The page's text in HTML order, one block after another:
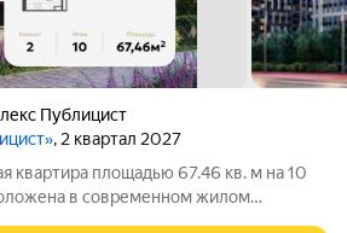
Публицист
, 2 квартал 2027
квартира площадью 67.46 кв. м на 10
в современном жилом